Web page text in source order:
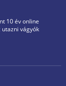
10 év online
vágyók